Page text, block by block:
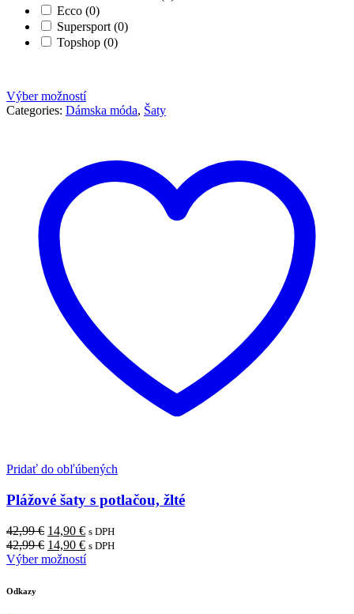
Ecco (0)
Supersport (0)
Topshop (0)
Výber možností
Categories: Dámska móda, Šaty
Pridať do obľúbených
Plážové šaty s potlačou, žlté
42,99€ Pôvodná
cena
bola:
14,90 €Aktuálna
cena
je:
s DPH
42,99€ Pôvodná
cena
14,90 €Aktuálna
cena
s DPH
Výber možností
Odkazy